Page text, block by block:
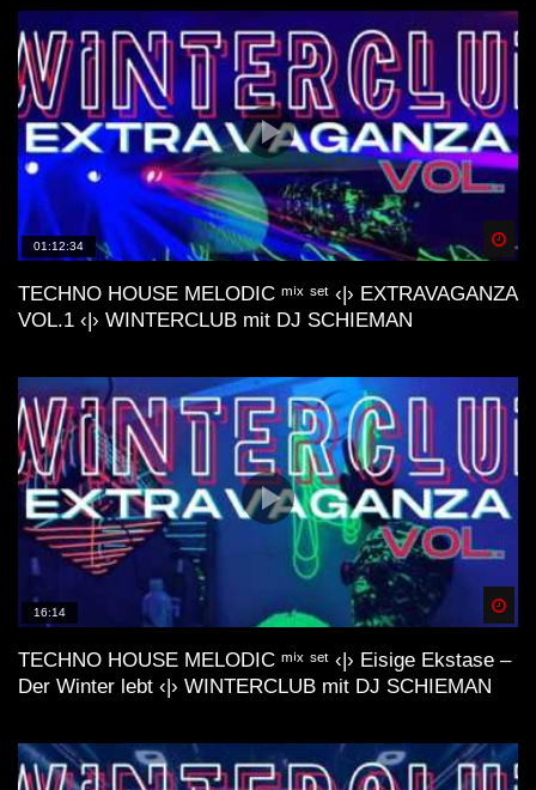
01:12:34
TECHNO HOUSE MELODIC ᵐⁱˣ ˢᵉᵗ ‹|› EXTRAVAGANZA
VOL.1 ‹|› WINTERCLUB mit DJ SCHIEMAN
16:14
TECHNO HOUSE MELODIC ᵐⁱˣ ˢᵉᵗ ‹|› Eisige Ekstase –
Der Winter lebt ‹|› WINTERCLUB mit DJ SCHIEMAN